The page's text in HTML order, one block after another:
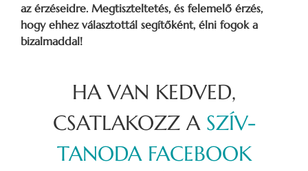
az érzéseidre. Megtiszteltetés, és felemelő érzés,
hogy ehhez választottál segítőként, élni fogok a
bizalmaddal!
HA VAN KEDVED,
CSATLAKOZZ A SZÍV-
TANODA FACEBOOK